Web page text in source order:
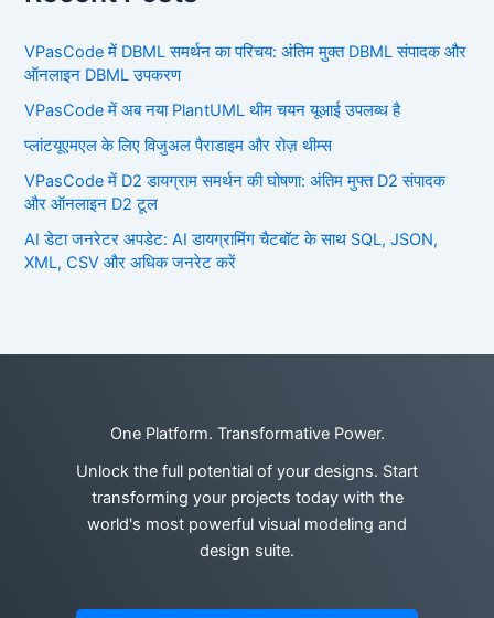
VPasCode में DBML समर्थन का परिचय: अंतिम मुक्त DBML संपादक और
ऑनलाइन DBML उपकरण
VPasCode में अब नया PlantUML थीम चयन यूआई उपलब्ध है
प्लांटयूएमएल के लिए विजुअल पैराडाइम और रोज़ थीम्स
VPasCode में D2 डायग्राम समर्थन की घोषणा: अंतिम मुफ्त D2 संपादक
और ऑनलाइन D2 टूल
AI डेटा जनरेटर अपडेट: AI डायग्रामिंग चैटबॉट के साथ SQL, JSON,
XML, CSV और अधिक जनरेट करें
One Platform. Transformative Power.
Unlock the full potential of your designs. Start
transforming your projects today with the
world's most powerful visual modeling and
design suite.